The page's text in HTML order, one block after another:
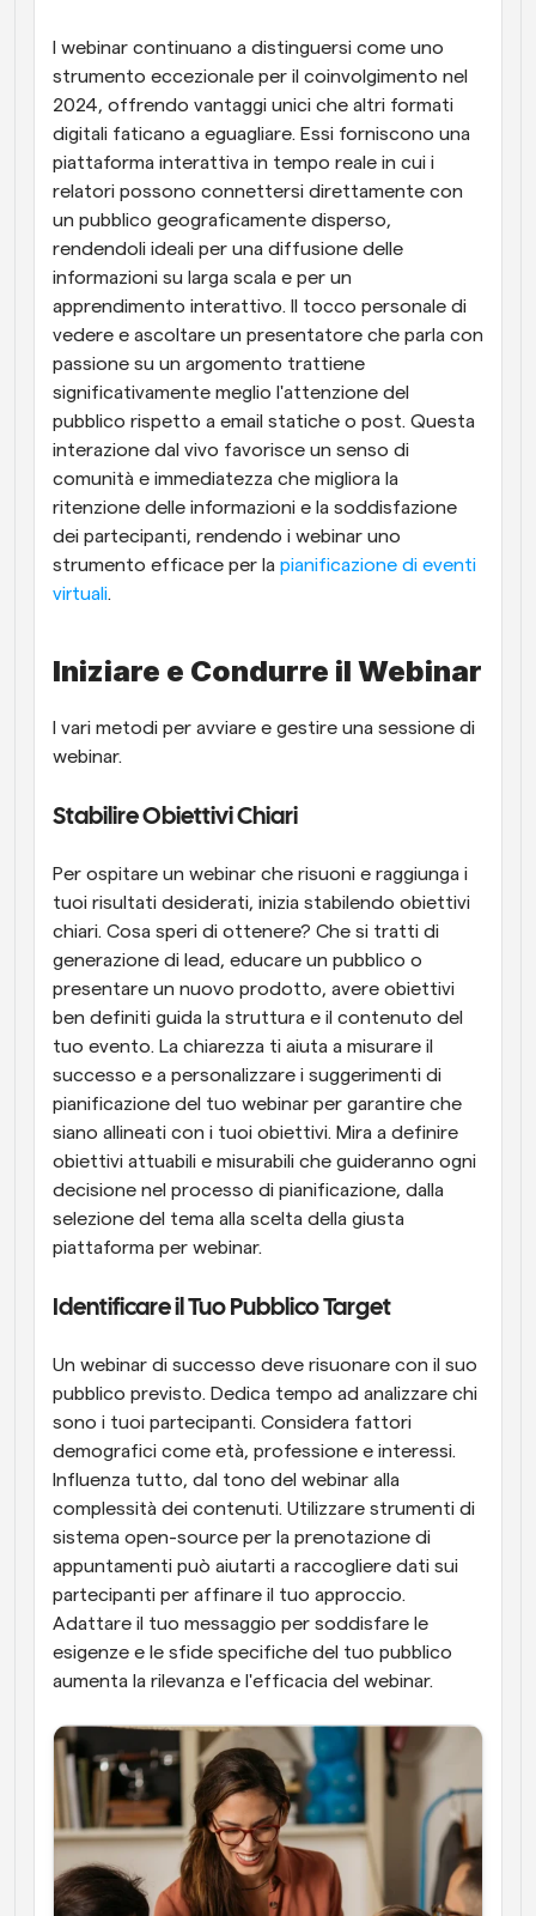
Programmazione potenziata con chiamate
supportate dall'IA
Flussi di lavoro
Automatizzare la pianificazione e i promemoria
Blog
Rimani aggiornato con le ultime notizie e aggiornamenti
Riunioni Instantanee
Incontrare i clienti in pochi minuti
Link di Gruppo Dinamico
Prenota senza sforzo riunioni con più persone
Webhook
Ricevi una notifica quando succede qualcosa
I webinar continuano a distinguersi come uno
strumento eccezionale per il coinvolgimento nel
2024, offrendo vantaggi unici che altri formati
digitali faticano a eguagliare. Essi forniscono una
piattaforma interattiva in tempo reale in cui i
relatori possono connettersi direttamente con
un pubblico geograficamente disperso,
rendendoli ideali per una diffusione delle
informazioni su larga scala e per un
apprendimento interattivo. Il tocco personale di
vedere e ascoltare un presentatore che parla con
passione su un argomento trattiene
significativamente meglio l'attenzione del
pubblico rispetto a email statiche o post. Questa
interazione dal vivo favorisce un senso di
comunità e immediatezza che migliora la
ritenzione delle informazioni e la soddisfazione
dei partecipanti, rendendo i webinar uno
strumento efficace per la pianificazione di eventi
virtuali.
Iniziare e Condurre il Webinar
I vari metodi per avviare e gestire una sessione di
webinar.
Stabilire Obiettivi Chiari
Per ospitare un webinar che risuoni e raggiunga i
tuoi risultati desiderati, inizia stabilendo obiettivi
chiari. Cosa speri di ottenere? Che si tratti di
generazione di lead, educare un pubblico o
presentare un nuovo prodotto, avere obiettivi
ben definiti guida la struttura e il contenuto del
tuo evento. La chiarezza ti aiuta a misurare il
successo e a personalizzare i suggerimenti di
pianificazione del tuo webinar per garantire che
siano allineati con i tuoi obiettivi. Mira a definire
obiettivi attuabili e misurabili che guideranno ogni
decisione nel processo di pianificazione, dalla
selezione del tema alla scelta della giusta
piattaforma per webinar.
Identificare il Tuo Pubblico Target
Un webinar di successo deve risuonare con il suo
pubblico previsto. Dedica tempo ad analizzare chi
sono i tuoi partecipanti. Considera fattori
demografici come età, professione e interessi.
Influenza tutto, dal tono del webinar alla
complessità dei contenuti. Utilizzare strumenti di
sistema open-source per la prenotazione di
appuntamenti può aiutarti a raccogliere dati sui
partecipanti per affinare il tuo approccio.
Adattare il tuo messaggio per soddisfare le
esigenze e le sfide specifiche del tuo pubblico
aumenta la rilevanza e l'efficacia del webinar.